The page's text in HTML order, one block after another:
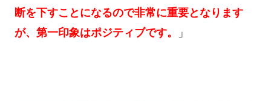
断を下すことになるので非常に重要となります
が、第一印象はポジティブです。
」